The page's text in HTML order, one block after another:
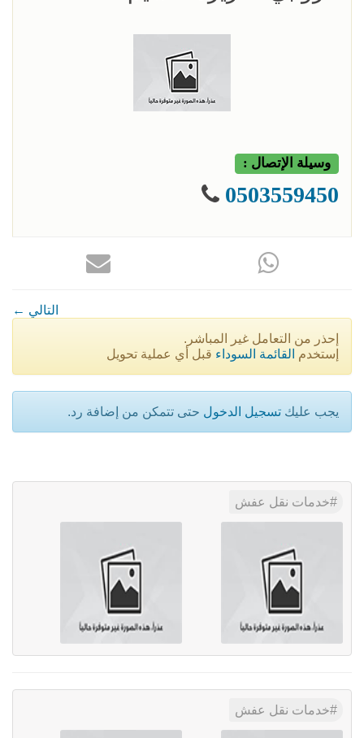
وسيلة الإتصال :
0503559450
← التالي
إحذر من التعامل غير المباشر.
إستخدم القائمة السوداء قبل أي عملية تحويل
يجب عليك تسجيل الدخول حتى تتمكن من إضافة رد.
خدمات نقل عفش
خدمات نقل عفش